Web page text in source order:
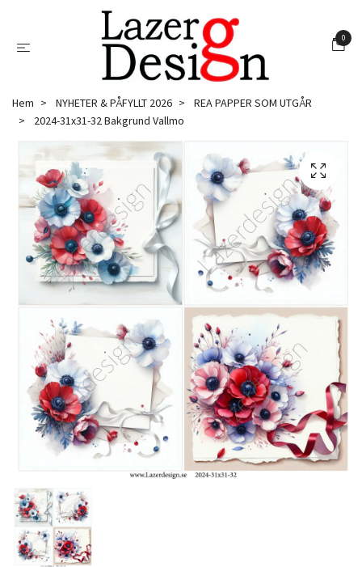
0
Hem NYHETER & PÅFYLLT 2026
REA PAPPER SOM UTGÅR
2024-31x31-32 Bakgrund Vallmo